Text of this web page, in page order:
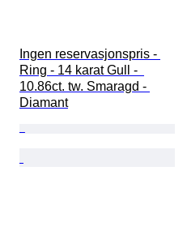
Ingen reservasjonspris -
Ring - 14 karat Gull -
10.86ct. tw. Smaragd -
Diamant